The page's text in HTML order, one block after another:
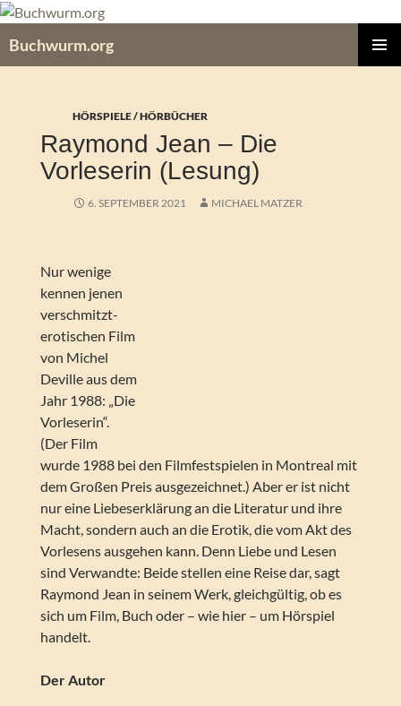
Zum
springen
Buchwurm.org
HÖRSPIELE / HÖRBÜCHER
Raymond Jean – Die
Vorleserin (Lesung)
6. SEPTEMBER 2021 MICHAEL MATZER
Nur wenige
kennen jenen
verschmitzt-
erotischen Film
von Michel
Deville aus dem
Jahr 1988: „Die
Vorleserin“.
(Der Film
wurde 1988 bei den Filmfestspielen in Montreal mit
dem Großen Preis ausgezeichnet.) Aber er ist nicht
nur eine Liebeserklärung an die Literatur und ihre
Macht, sondern auch an die Erotik, die vom Akt des
Vorlesens ausgehen kann. Denn Liebe und Lesen
sind Verwandte: Beide stellen eine Reise dar, sagt
Raymond Jean in seinem Werk, gleichgültig, ob es
sich um Film, Buch oder – wie hier – um Hörspiel
handelt.
Der Autor